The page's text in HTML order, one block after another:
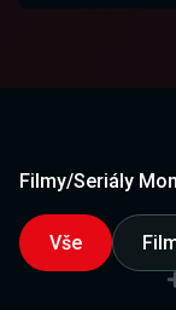
Filmy/Seriály
Vše